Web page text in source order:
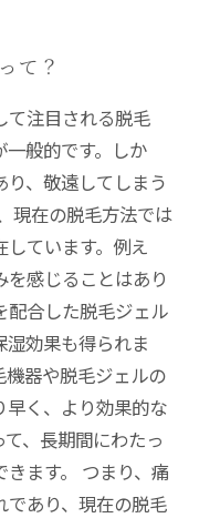
て？
て注目される脱毛
般的です。しか
り、敬遠してしまう
現在の脱毛方法では
ています。例え
感じることはあり
配合した脱毛ジェル
効果も得られま
器や脱毛ジェルの
早く、より効果的な
、長期間にわたっ
ます。 つまり、痛
であり、現在の脱毛